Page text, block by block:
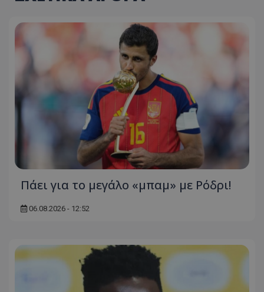
Πάει για το μεγάλο «μπαμ» με Ρόδρι!
06.08.2026 - 12:52